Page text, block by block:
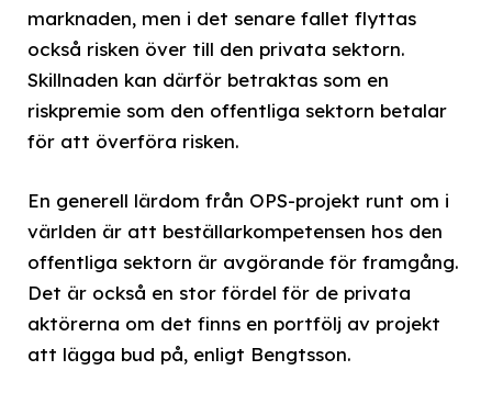
marknaden, men i det senare fallet flyttas
också risken över till den privata sektorn.
Skillnaden kan därför betraktas som en
riskpremie som den offentliga sektorn betalar
för att överföra risken.
En generell lärdom från OPS-projekt runt om i
världen är att beställarkompetensen hos den
offentliga sektorn är avgörande för framgång.
Det är också en stor fördel för de privata
aktörerna om det finns en portfölj av projekt
att lägga bud på, enligt Bengtsson.